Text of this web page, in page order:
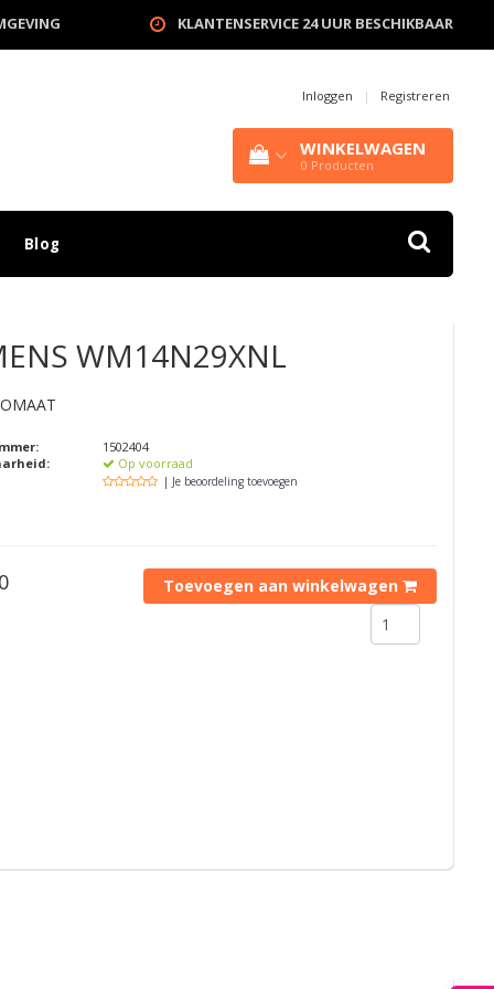
KLANTENSERVICE 24 UUR BESCHIKBAAR
Inloggen | Registreren
WINKELWAGEN
0 Producten
Blog
WM14N29XNL
1502404
Op voorraad
| Je beoordeling toevoegen
Toevoegen aan winkelwagen